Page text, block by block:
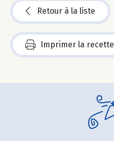
Retour à la liste
Imprimer la recette